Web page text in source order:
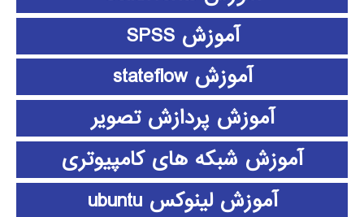
آموزش SPSS
آموزش stateflow
آموزش پردازش تصویر
آموزش شبکه های کامپیوتری
آموزش لینوکس ubuntu